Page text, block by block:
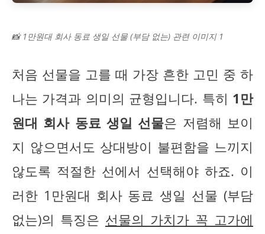
📸 1만원대 회사 동료 생일 선물 (부담 없는) 관련 이미지 1
처음 선물을 고를 때 가장 흔한 고민 중 하
나는 가격과 의미의 균형입니다. 특히 1만
원대 회사 동료 생일 선물은 저렴해 보이
지 않으면서도 상대방이 불편함을 느끼지
않도록 적절한 선에서 선택해야 하죠. 이
러한 1만원대 회사 동료 생일 선물 (부담
없는)의 특징은 선물의 가치가 꼭 고가에